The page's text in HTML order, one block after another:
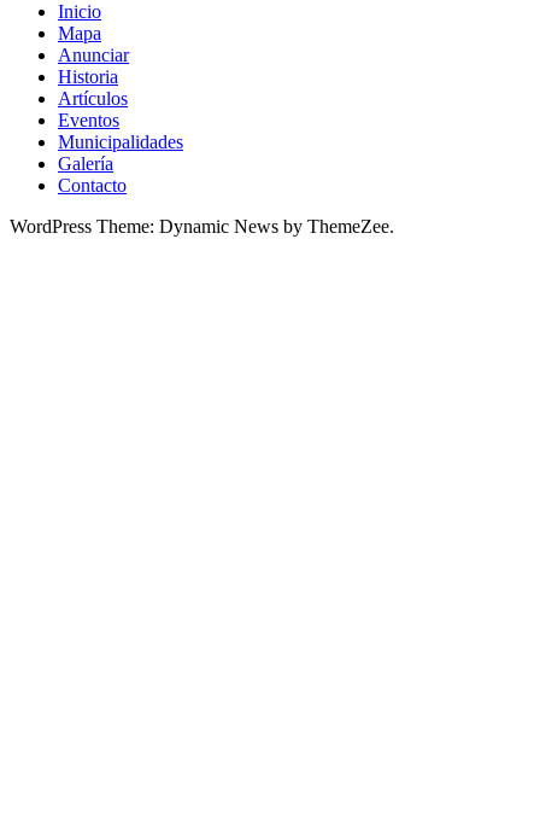
Inicio
Mapa
Anunciar
Historia
Artículos
Eventos
Municipalidades
Galería
Contacto
WordPress Theme: Dynamic News by ThemeZee.